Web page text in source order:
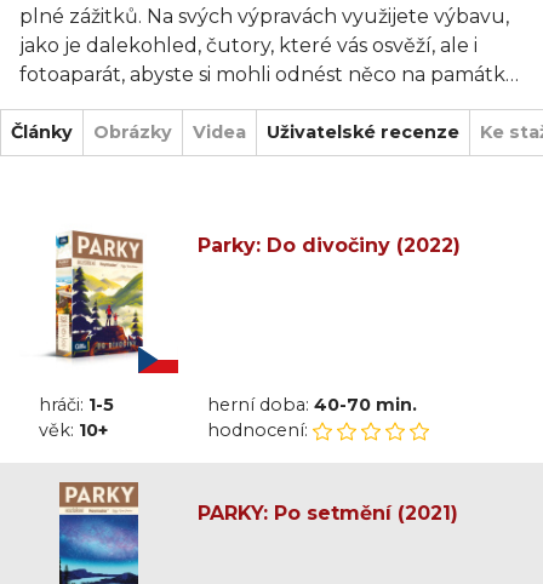
plné zážitků. Na svých výpravách využijete výbavu,
jako je dalekohled, čutory, které vás osvěží, ale i
fotoaparát, abyste si mohli odnést něco na památku!
Vítejte v PARCÍCH!
ocenění za nejlepší rodinnou hru a nejlepší
výtvarné zpracování roku 2019.
Jedna z nejkrásnějších her, ne-li vůbec ta
nejpohlednější hra na trhu, která je držitelkou řady
ocenění za nejlepší rodinnou hru a nejlepší
výtvarné zpracování roku 2019.
Hra Parky obsahuje: herní plan, 48 velkých karet
parků, 82 menších karet, 12 dílků lokací, 5 dílků
táboráků, 10 figurek turistů, 30 žetonů slunce, 30
žetonů vody, 16 žetonů hory, 16 žetonů lesa, 12
Články Obrázky Videa Uživatelské recenze Ke
Parky: Do divočiny (2022)
hráči: 1-5 herní doba: 40-70 min.
věk: 10+ hodnocení:
PARKY: Po setmění (2021)